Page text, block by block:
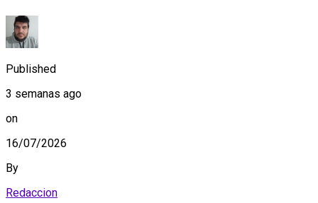
Published
3 semanas ago
on
16/07/2026
By
Redaccion